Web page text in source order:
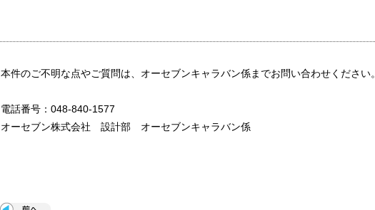
本件のご不明な点やご質問は、オーセブンキャラバン係までお問い合わせください
電話番号：048-840-1577
オーセブン株式会社 設計部 オーセブンキャラバン係